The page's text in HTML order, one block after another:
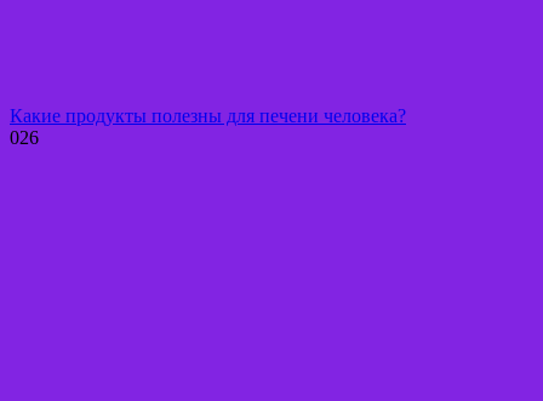
Какие продукты полезны для печени человека?
026